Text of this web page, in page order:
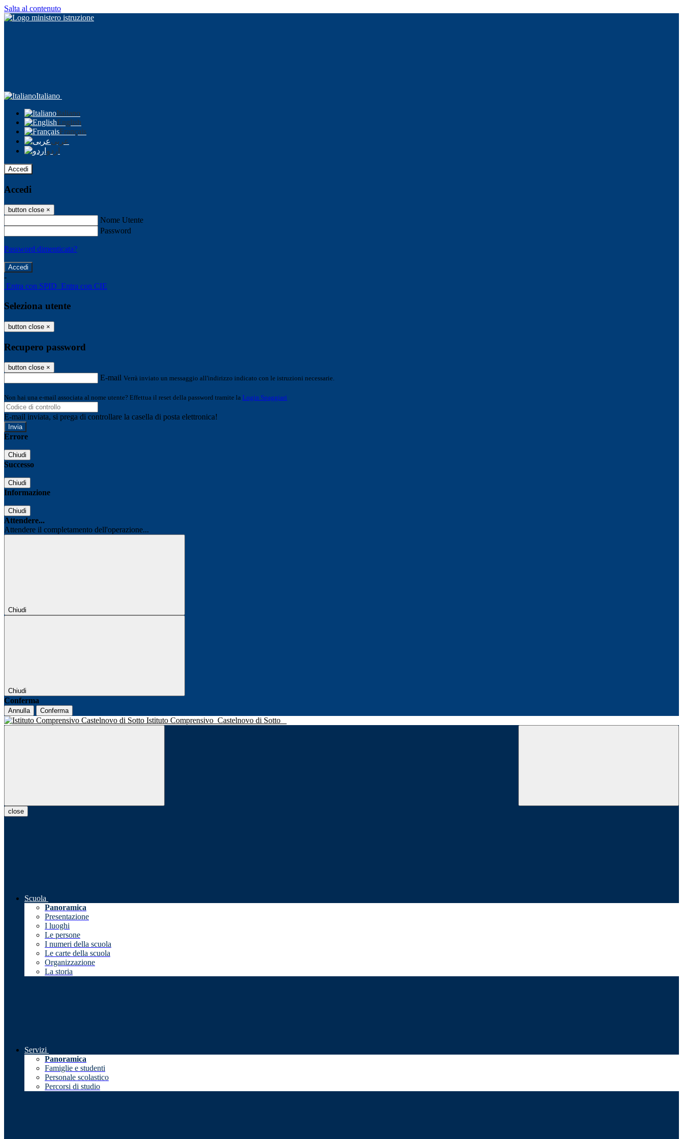
Salta al contenuto
Italiano
Italiano
English
Français
عربى
اردو
Accedi
Accedi
button close ×
Nome Utente
Password
Password dimenticata?
-
Entra con SPID Entra con CIE
Seleziona utente
button close ×
Recupero password
button close ×
E-mail Verrà inviato un messaggio all'indirizzo indicato con le istruzioni necessarie.
Non hai una e-mail associata al nome utente? Effettua il reset della password tramite la Login Spaggiari
E-mail inviata, si prega di controllare la casella di posta elettronica!
Errore
Chiudi
Successo
Chiudi
Informazione
Chiudi
Attendere...
Attendere il completamento dell'operazione...
Chiudi
Chiudi
Conferma
Annulla Conferma
Istituto Comprensivo Castelnovo di Sotto
close
Scuola
Panoramica
Presentazione
I luoghi
Le persone
I numeri della scuola
Le carte della scuola
Organizzazione
La storia
Servizi
Panoramica
Famiglie e studenti
Personale scolastico
Percorsi di studio